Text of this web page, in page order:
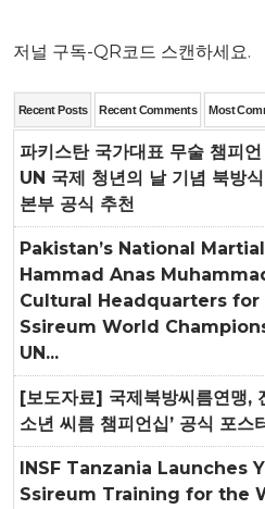
저널 구독-QR코드 스캔하세요.
Recent Posts Recent Comments Most
파키스탄 국가대표 무술 챔피
UN 국제 청년의 날 기념 북방
본부 공식 추천
Pakistan’s National
Hammad Anas
Cultural Headquarters
Ssireum World
UN...
[보도자료] 국제북방씨름연맹,
소년 씨름 챔피언십’ 공식 포스
INSF Tanzania Launches
Ssireum Training for the